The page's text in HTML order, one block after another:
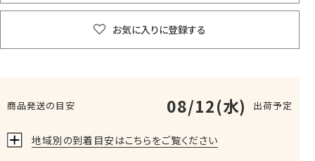
お気に入りに登録する
商品発送の目安 08/12(水) 出荷予定
地域別の到着目安はこちらをご覧ください